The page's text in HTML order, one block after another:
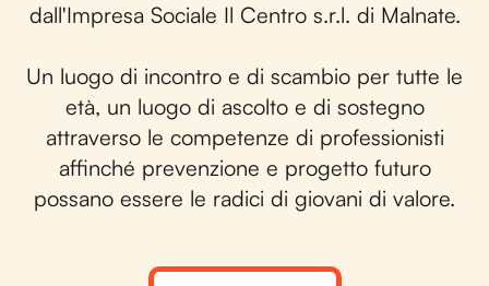
dall'Impresa Sociale Il Centro s.r.l. di Malnate.
Un luogo di incontro e di scambio per tutte le
età, un luogo di ascolto e di sostegno
attraverso le competenze di professionisti
affinché prevenzione e progetto futuro
possano essere le radici di giovani di valore.